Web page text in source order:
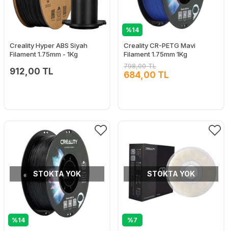
Creality Hyper ABS Siyah
Filament 1.75mm - 1Kg
912,00 TL
%14
Creality CR-PETG Mavi
Filament 1.75mm 1Kg
798,00 TL
684,00 TL
%14
STOKTA YOK
%7
STOKTA YOK